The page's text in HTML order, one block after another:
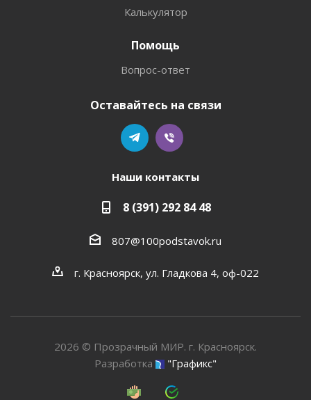
Калькулятор
Помощь
Вопрос-ответ
Оставайтесь на связи
Наши контакты
8 (391) 292 84 48
807@100podstavok.ru
г. Красноярск, ул. Гладкова 4, оф-022
2026 © Прозрачный МИР. г. Красноярск.
Разработка
"Графикс"